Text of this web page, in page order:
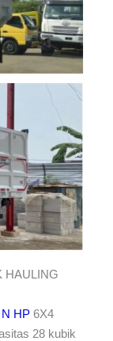
HAULING
HP 6X4
28 kubik